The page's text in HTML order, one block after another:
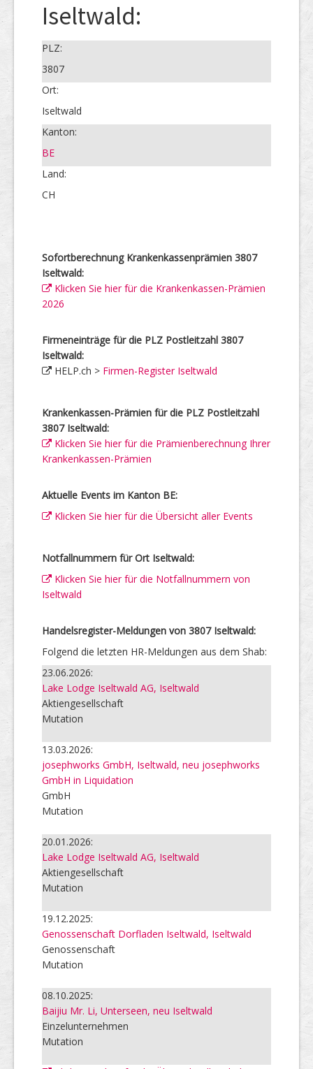
Iseltwald:
PLZ:
3807
Ort:
Iseltwald
Kanton:
BE
Land:
CH
Sofortberechnung Krankenkassenprämien 3807
Iseltwald:
Klicken Sie hier für die Krankenkassen-Prämien
2026
Firmeneinträge für die PLZ Postleitzahl 3807
Iseltwald:
HELP.ch > Firmen-Register Iseltwald
Krankenkassen-Prämien für die PLZ Postleitzahl
3807 Iseltwald:
Klicken Sie hier für die Prämienberechnung Ihrer
Krankenkassen-Prämien
Aktuelle Events im Kanton BE:
Klicken Sie hier für die Übersicht aller Events
Notfallnummern für Ort Iseltwald:
Klicken Sie hier für die Notfallnummern von
Iseltwald
Handelsregister-Meldungen von 3807 Iseltwald:
Folgend die letzten HR-Meldungen aus dem Shab:
23.06.2026:
Lake Lodge Iseltwald AG, Iseltwald
Aktiengesellschaft
Mutation
13.03.2026:
josephworks GmbH, Iseltwald, neu josephworks
GmbH in Liquidation
GmbH
Mutation
20.01.2026:
Lake Lodge Iseltwald AG, Iseltwald
Aktiengesellschaft
Mutation
19.12.2025:
Genossenschaft Dorfladen Iseltwald, Iseltwald
Genossenschaft
Mutation
08.10.2025:
Baijiu Mr. Li, Unterseen, neu Iseltwald
Einzelunternehmen
Mutation